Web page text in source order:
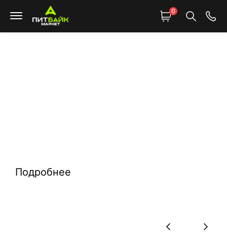
0
Подробнее